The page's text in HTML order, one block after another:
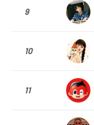
9
10
11